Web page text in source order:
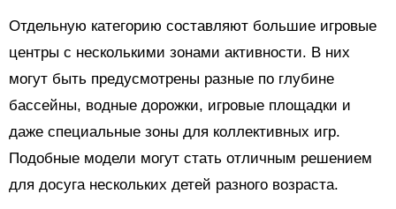
Отдельную категорию составляют большие игровые
центры с несколькими зонами активности. В них
могут быть предусмотрены разные по глубине
бассейны, водные дорожки, игровые площадки и
даже специальные зоны для коллективных игр.
Подобные модели могут стать отличным решением
для досуга нескольких детей разного возраста.